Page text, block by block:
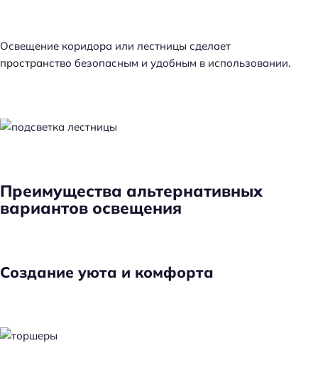
Освещение коридора или лестницы сделает
пространство безопасным и удобным в использовании.
Преимущества альтернативных
вариантов освещения
Создание уюта и комфорта